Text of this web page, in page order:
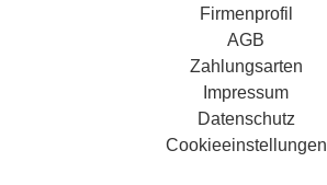
Firmenprofil
AGB
Zahlungsarten
Impressum
Datenschutz
Cookieeinstellungen